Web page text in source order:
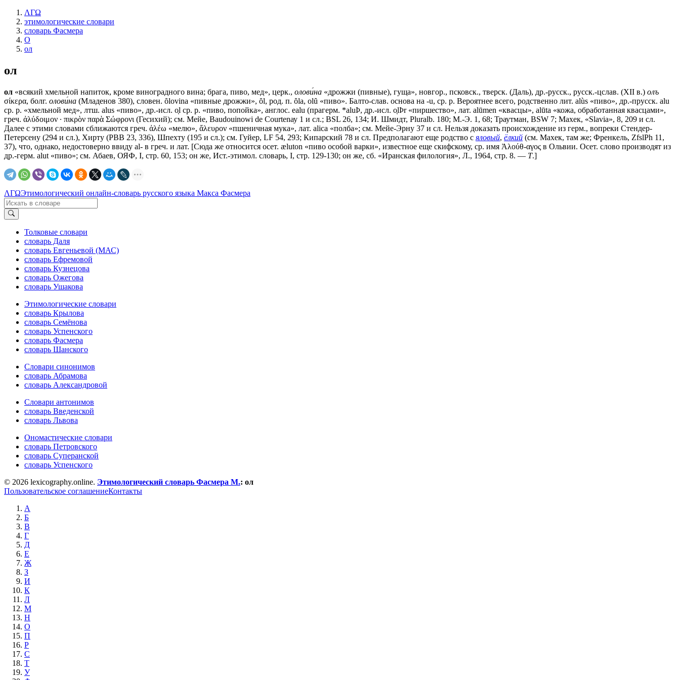
ΛΓΩ
этимологические словари
словарь Фасмера
О
ол
ол
ол «всякий хмельной напиток, кроме виноградного вина; брага, пиво, мед», церк., олови́на «дрожжи (пивные), гуща», новгор., псковск., тверск. (Даль), др.-русск., русск.-цслав. (ХII в.) олъ
σίκερα, болг. олови́на (Младенов 380), словен. ȏlovina «пивные дрожжи», ȏl, род. п. ȏlа, olȗ «пиво». Балто-слав. основа на -u, ср. р. Вероятнее всего, родственно лит. alùs «пиво», др.-прусск. аlu
ср. р. «хмельной мед», лтш. alus «пиво», др.-исл. o͔l ср. р. «пиво, попойка», англос. еаlu (прагерм. *aluÞ, др.-исл. o͔lÞr «пиршество», лат. аlūmеn «квасцы», alūta «кожа, обработанная квасцами»,
греч. ἀλύδοιμον · πικρὸν παρὰ Σώφρονι (Гесихий); см. Мейе, Baudouinowi dе Соurtеnау 1 и сл.; ВSL 26, 134; И. Шмидт, Pluralb. 180; М.-Э. 1, 68; Траутман, ВSW 7; Махек, «Slavia», 8, 209 и сл.
Далее с этими словами сближаются греч. ἀλέω «мелю», ἄλευρον «пшеничная мука», лат. аliса «полба»; см. Мейе-Эрну 37 и сл. Нельзя доказать происхождение из герм., вопреки Стендер-
Петерсену (294 и сл.), Хирту (РВВ 23, 336), Шпехту (195 и сл.); см. Гуйер, LF 54, 293; Кипарский 78 и сл. Предполагают еще родство с яловый, ёлкий (см. Махек, там же; Френкель, ZfslPh 11,
37), что, однако, недостоверно ввиду аl- в греч. и лат. [Сюда же относится осет. æluton «пиво особой варки», известное еще скифскому, ср. имя Ἀλούθ-αγος в Ольвии. Осет. слово производят из
др.-герм. alut «пиво»; см. Абаев, ОЯФ, I, стр. 60, 153; он же, Ист.-этимол. словарь, I, стр. 129-130; он же, сб. «Иранская филология», Л., 1964, стр. 8. — Т.]
ΛΓΩЭтимологический онлайн-словарь русского языка Макса Фасмера
Толковые словари
словарь Даля
словарь Евгеньевой (МАС)
словарь Ефремовой
словарь Кузнецова
словарь Ожегова
словарь Ушакова
Этимологические словари
словарь Крылова
словарь Семёнова
словарь Успенского
словарь Фасмера
словарь Шанского
Словари синонимов
словарь Абрамова
словарь Александровой
Словари антонимов
словарь Введенской
словарь Львова
Ономастические словари
словарь Петровского
словарь Суперанской
словарь Успенского
© 2026 lexicography.online. Этимологический словарь Фасмера М.: ол
Пользовательское соглашениеКонтакты
А
Б
В
Г
Д
Е
Ж
З
И
К
Л
М
Н
О
П
Р
С
Т
У